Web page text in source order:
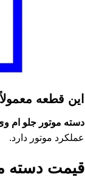
این قطعه
دسته موتور جلو ام وی
عملکرد موتور دارد.
قیمت دسته